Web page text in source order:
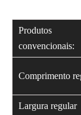
Produtos
convencionais:
Comprimento
Largura regular